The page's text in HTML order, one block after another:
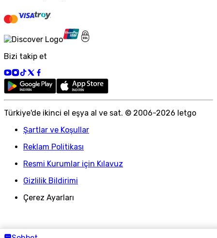
Bizi takip et
Türkiye'de ikinci el eşya al ve sat. © 2006-2026 letgo
Şartlar ve Koşullar
Reklam Politikası
Resmi Kurumlar için Kılavuz
Gizlilik Bildirimi
Çerez Ayarları